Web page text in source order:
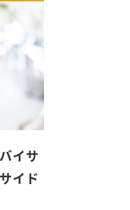
イサ
イド